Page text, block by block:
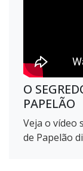
O
PAPELÃO
Veja o vídeo
de Papelão